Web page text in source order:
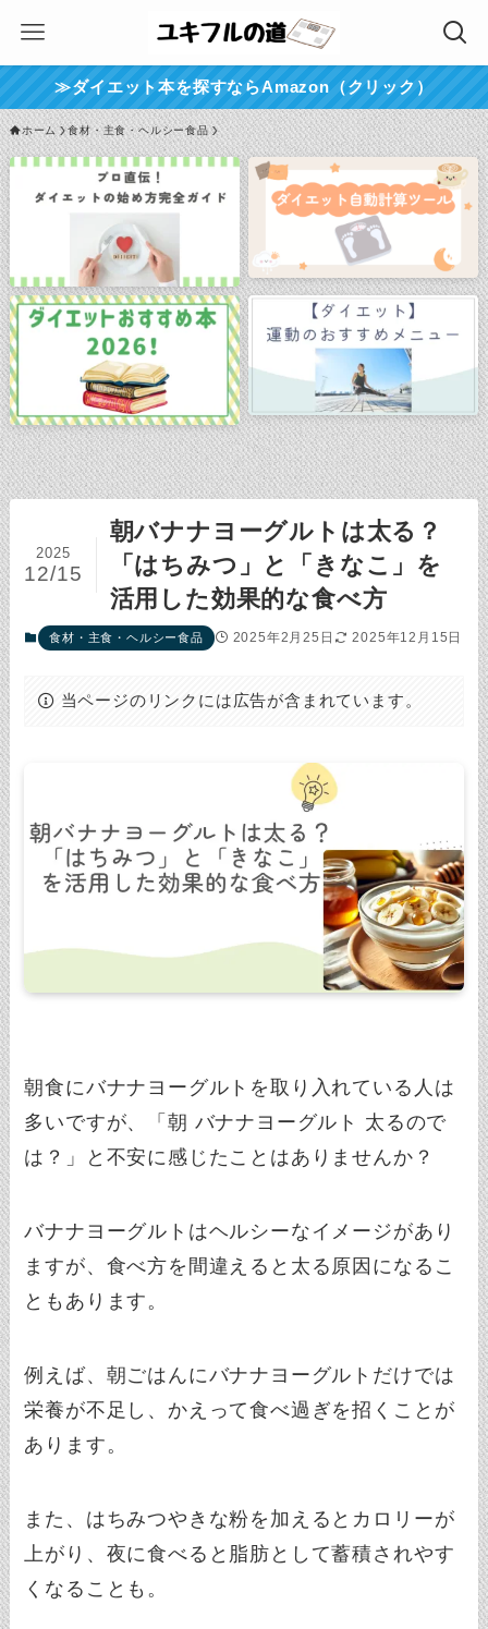
≫ダイエット本を探すならAmazon（クリック）
ホーム 食材・主食・ヘルシー食品
朝バナナヨーグルトは太る？
「はちみつ」と「きなこ」を
活用した効果的な食べ方
2025
12/15
食材・主食・ヘルシー食品 2025年2月25日 2025年12月15日
当ページのリンクには広告が含まれています。
朝食にバナナヨーグルトを取り入れている人は
多いですが、「朝 バナナヨーグルト 太るので
は？」と不安に感じたことはありませんか？
バナナヨーグルトはヘルシーなイメージがあり
ますが、食べ方を間違えると太る原因になるこ
ともあります。
例えば、朝ごはんにバナナヨーグルトだけでは
栄養が不足し、かえって食べ過ぎを招くことが
あります。
また、はちみつやきな粉を加えるとカロリーが
上がり、夜に食べると脂肪として蓄積されやす
くなることも。